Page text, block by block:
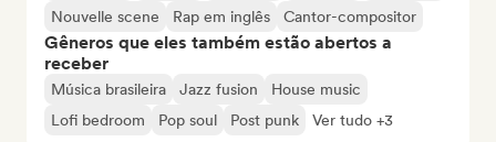
Nouvelle scene
Rap em inglês Cantor-compositor
Gêneros que eles também estão abertos a
receber
Música brasileira Jazz fusion
House music
Lofi bedroom
Pop soul Post punk Ver tudo +3